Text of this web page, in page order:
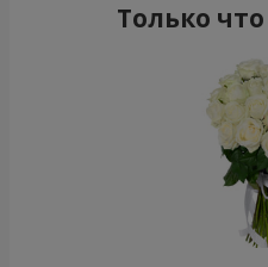
Только